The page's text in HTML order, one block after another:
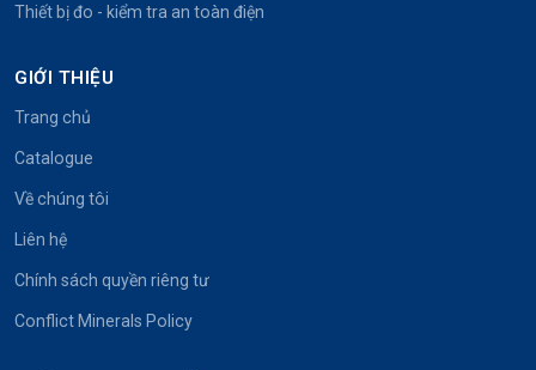
Thiết bị đo - kiểm tra an toàn điện
GIỚI THIỆU
Trang chủ
Catalogue
Về chúng tôi
Liên hệ
Chính sách quyền riêng tư
Conflict Minerals Policy